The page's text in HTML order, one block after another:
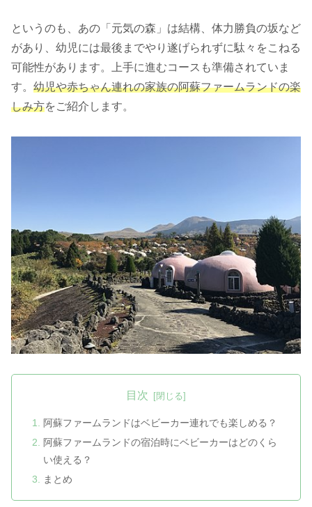
というのも、あの「元気の森」は結構、体力勝負の坂など
があり、幼児には最後までやり遂げられずに駄々をこねる
可能性があります。上手に進むコースも準備されていま
す。 幼児や赤ちゃん連れの家族の阿蘇ファームランドの楽
しみ方をご紹介します。
目次
阿蘇ファームランドはベビーカー連れでも楽しめる？
阿蘇ファームランドの宿泊時にベビーカーはどのくら
い使える？
まとめ